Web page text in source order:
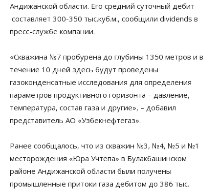
Андижанской области. Его средний суточный дебит
составляет 300-350 тыс.куб.м., сообщили dividends в
пресс-службе компании.
«Скважина №7 пробурена до глубины 1350 метров и в
течение 10 дней здесь будут проведены
газоконденсатные исследования для определения
параметров продуктивного горизонта – давление,
температура, состав газа и другие», – добавил
представитель АО «Узбекнефтегаз».
Ранее сообщалось, что из скважин №3, №4, №5 и №1
месторождения «Юра Учтепа» в Булакбашинском
районе Андижанской области были получены
промышленные притоки газа дебитом до 386 тыс.